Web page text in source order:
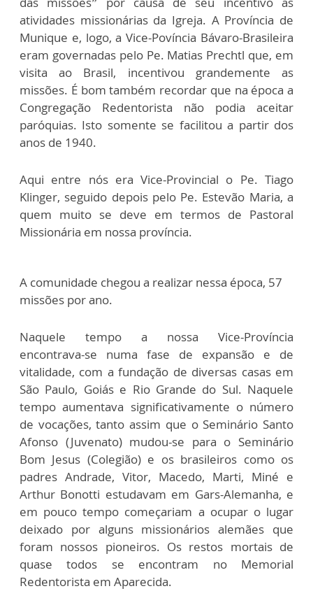
atividades missionárias da Igreja. A Província de
Munique e, logo, a Vice-Povíncia Bávaro-Brasileira
eram governadas pelo Pe. Matias Prechtl que, em
visita ao Brasil, incentivou grandemente as
missões. É bom também recordar que na época a
Congregação Redentorista não podia aceitar
paróquias. Isto somente se facilitou a partir dos
anos de 1940.
Aqui entre nós era Vice-Provincial o Pe. Tiago
Klinger, seguido depois pelo Pe. Estevão Maria, a
quem muito se deve em termos de Pastoral
Missionária em nossa província.
A comunidade chegou a realizar nessa época, 57
missões por ano.
Naquele tempo a nossa Vice-Província
encontrava-se numa fase de expansão e de
vitalidade, com a fundação de diversas casas em
São Paulo, Goiás e Rio Grande do Sul. Naquele
tempo aumentava significativamente o número
de vocações, tanto assim que o Seminário Santo
Afonso (Juvenato) mudou-se para o Seminário
Bom Jesus (Colegião) e os brasileiros como os
padres Andrade, Vitor, Macedo, Marti, Miné e
Arthur Bonotti estudavam em Gars-Alemanha, e
em pouco tempo começariam a ocupar o lugar
deixado por alguns missionários alemães que
foram nossos pioneiros. Os restos mortais de
quase todos se encontram no Memorial
Redentorista em Aparecida.